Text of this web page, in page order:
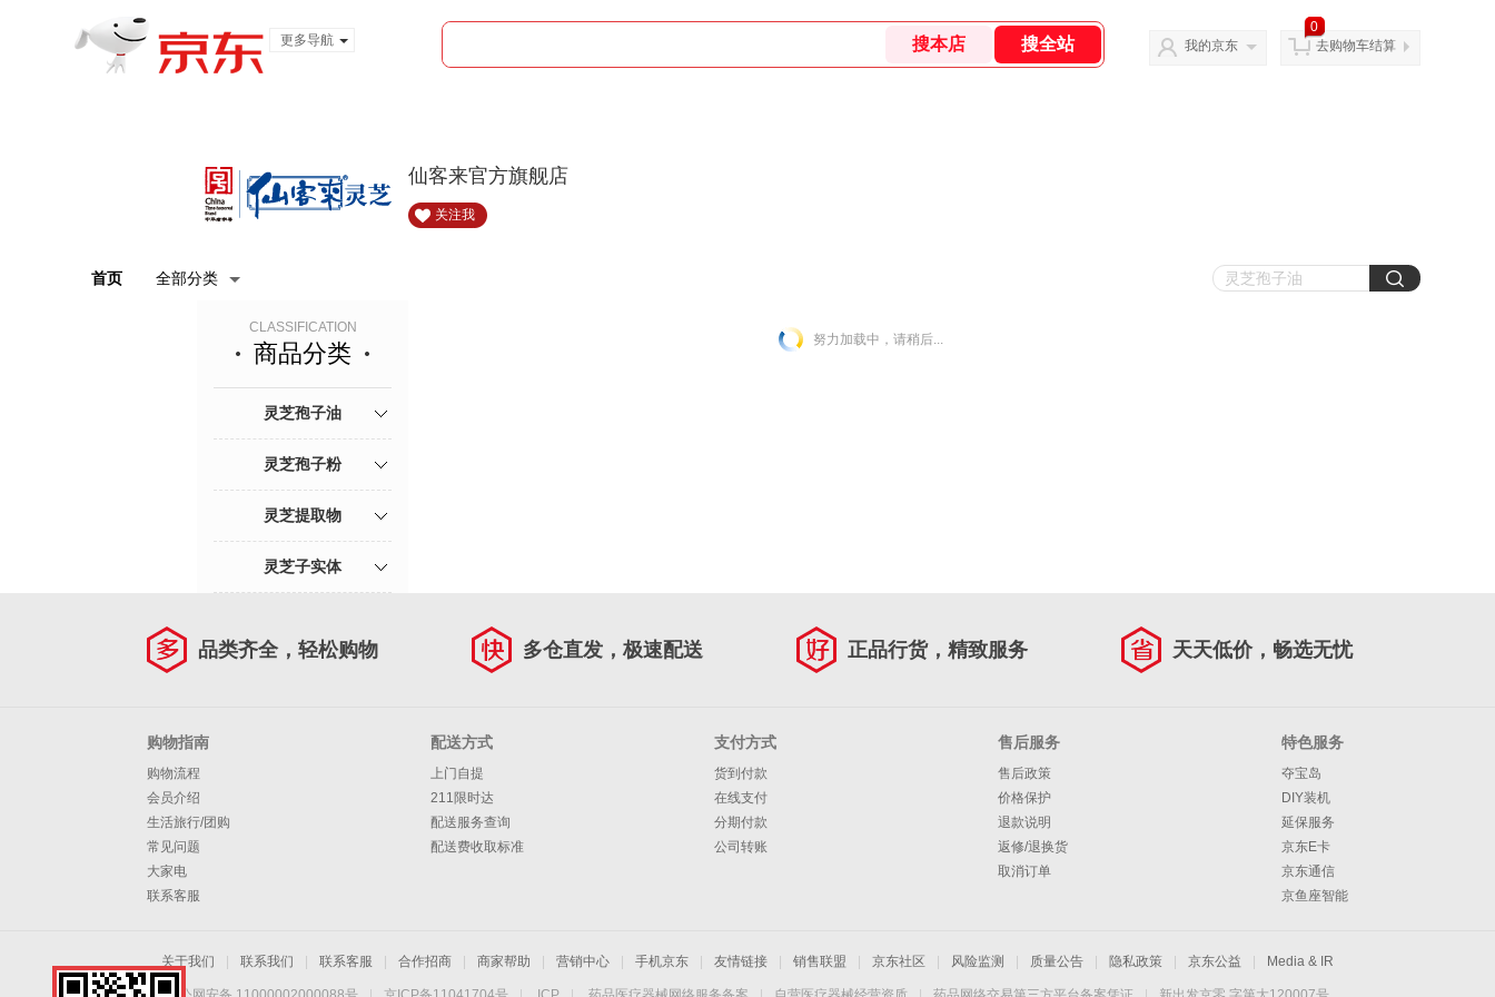
更多导航
我的京东
0
去购物车结算
仙客来官方旗舰店
关注我
首页 全部分类
CLASSIFICATION
商品分类
灵芝孢子油
灵芝孢子粉
灵芝提取物
灵芝子实体
努力加载中，请稍后...
品类齐全，轻松购物 多仓直发，极速配送 正品行货，精致服务 天天低价，畅选无忧
购物指南
购物流程
会员介绍
生活旅行/团购
常见问题
大家电
联系客服
配送方式
上门自提
211限时达
配送服务查询
配送费收取标准
支付方式
货到付款
在线支付
分期付款
公司转账
售后服务
售后政策
价格保护
退款说明
返修/退换货
取消订单
特色服务
夺宝岛
DIY装机
延保服务
京东E卡
京东通信
京鱼座智能
关于我们 联系我们 联系客服 合作招商 商家帮助 营销中心 手机京东 友情链接 销售联盟 京东社区 风险监测 质量公告 隐私政策 京东公益 Media & IR